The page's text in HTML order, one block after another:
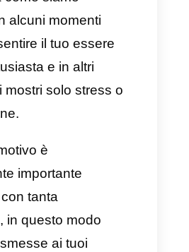
devi impegnarti molto
tuoi potenziali clienti
fissi il ​​​​più rapidamente
Ciò significa che devi
concentrazione o
comeCallbell